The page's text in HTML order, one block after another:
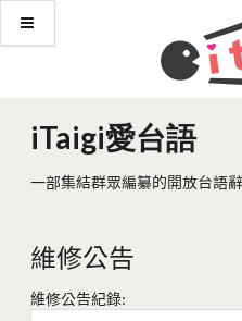
iTaigi愛台語
一部集結群眾編纂的開放台語
維修公告
維修公告紀錄: